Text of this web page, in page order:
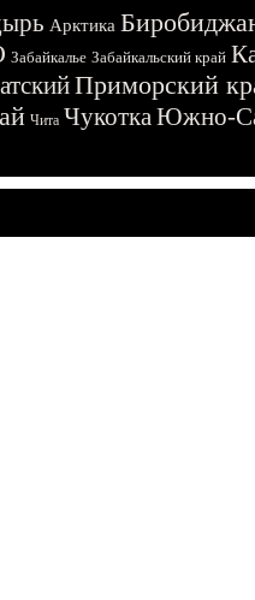
Арктика
Забайкалье Забайкальский край
Приморский
Чита ЧукоткаЮжно-